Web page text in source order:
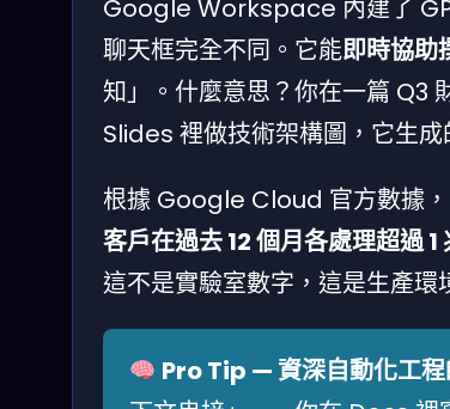
Google Workspace 內建了
聊天框完全不同。它能即時協助
知」。什麼意思？你在一篇 Q3
Slides 裡做技術架構圖，它生
根據 Google Cloud 官方數據
客戶在過去 12 個月各處理超過
這不是實驗室數字，這是生產環
Pro Tip — 資深自動化工程